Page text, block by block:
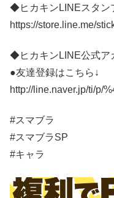
◆ヒカキンLINEスタン
https://store.line.me/
◆ヒカキンLINE公式ア
●友達登録はこちら↓
http://line.naver.jp/ti/p/
#スマブラ
#スマブラSP
#キャラ